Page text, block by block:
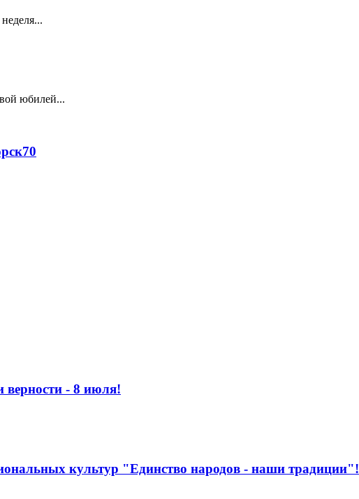
юбилей...
верности - 8 июля!
культур "Единство народов - наши традиции"!